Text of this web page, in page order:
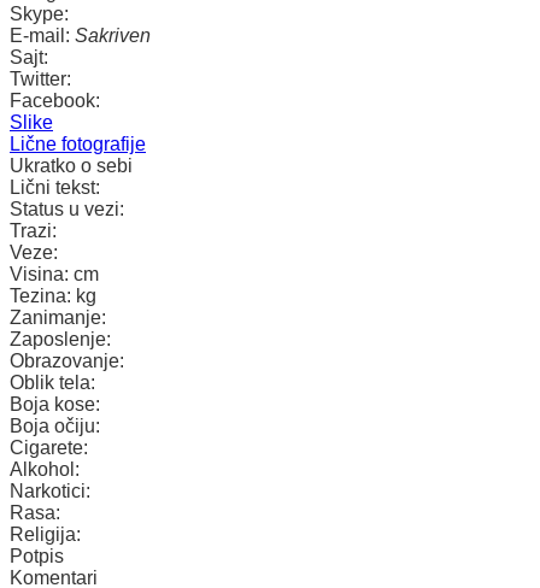
Skype:
E-mail: Sakriven
Sajt:
Twitter:
Facebook:
Slike
Lične fotografije
Ukratko o sebi
Lični tekst:
Status u vezi:
Trazi:
Veze:
Visina: cm
Tezina: kg
Zanimanje:
Zaposlenje:
Obrazovanje:
Oblik tela:
Boja kose:
Boja očiju:
Cigarete:
Alkohol:
Narkotici:
Rasa:
Religija:
Potpis
Komentari